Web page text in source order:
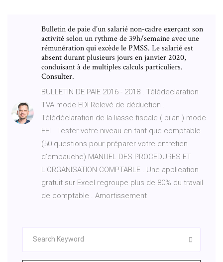
Bulletin de paie d’un salarié non-cadre exerçant son
activité selon un rythme de 39h/semaine avec une
rémunération qui excède le PMSS. Le salarié est
absent durant plusieurs jours en janvier 2020,
conduisant à de multiples calculs particuliers.
Consulter.
BULLETIN DE PAIE 2016 - 2018 . Télédeclaration
TVA mode EDI Relevé de déduction .
Télédéclaration de la liasse fiscale ( bilan ) mode
EFI . Tester votre niveau en tant que comptable
(50 questions pour préparer votre entretien
d'embauche) MANUEL DES PROCEDURES ET
L'ORGANISATION COMPTABLE . Une application
gratuit sur Excel regroupe plus de 80% du travail
de comptable . Amortissement